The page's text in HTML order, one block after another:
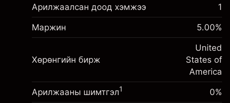
Шөнийн санхүүжилтийн
тохируулга
Позицын бүрэн хэмжээнээс
авах төлбөр
-0.021568
(-$4.31)
~$20,000.00
$1,000.00
тохируулга
авах төлбөр
-0.000654
(-$0.13)
Хөшүүрэгтэй арилжааны хэмжээ
Арилжаалсан доод хэмжээ 1
Маржин 5.00%
Хөрөнгийн бирж
United
States of
America
Арилжааны шимтгэл1 0%